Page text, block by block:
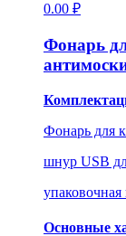
0.00 ₽
Фонарь
Фонарь для
шнур USB
упаковочная
Основные